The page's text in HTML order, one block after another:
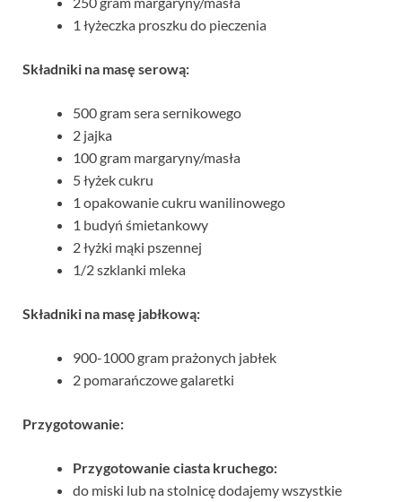
1 łyżeczka proszku do pieczenia
Składniki na masę serową:
500 gram sera sernikowego
2 jajka
100 gram margaryny/masła
5 łyżek cukru
1 opakowanie cukru wanilinowego
1 budyń śmietankowy
2 łyżki mąki pszennej
1/2 szklanki mleka
Składniki na masę jabłkową:
900-1000 gram prażonych jabłek
2 pomarańczowe galaretki
Przygotowanie:
Przygotowanie ciasta kruchego:
do miski lub na stolnicę dodajemy wszystkie